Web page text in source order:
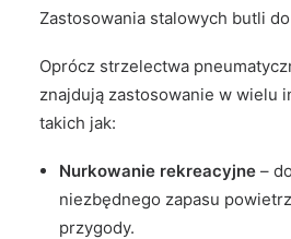
Zastosowania stalowych butli
Oprócz strzelectwa
znajdują zastosowanie w wielu
takich jak:
Nurkowanie rekreacyjne –
niezbędnego zapasu
przygody.